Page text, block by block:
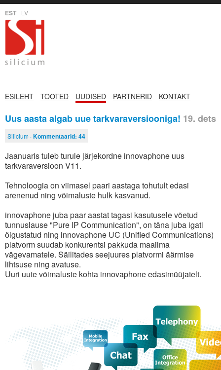
EST LV
ESILEHT TOOTED UUDISED PARTNERID KONTAKT
Uus aasta algab uue tarkvaraversiooniga! 19. dets
Silicium ·Kommentaarid: 44
Jaanuaris tuleb turule järjekordne innovaphone uus
tarkvaraversioon V11.
Tehnoloogia on viimasel paari aastaga tohutult edasi
arenenud ning võimaluste hulk kasvanud.
innovaphone juba paar aastat tagasi kasutusele võetud
tunnuslause "Pure IP Communication", on täna juba igati
õigustatud ning innovaphone UC (Unified Communications)
platvorm suudab konkurentsi pakkuda maailma
vägevamatele. Säilitades seejuures platvormi äärmise
lihtsuse ning avatuse.
Uuri uute võimaluste kohta innovaphone edasimüüjatelt.